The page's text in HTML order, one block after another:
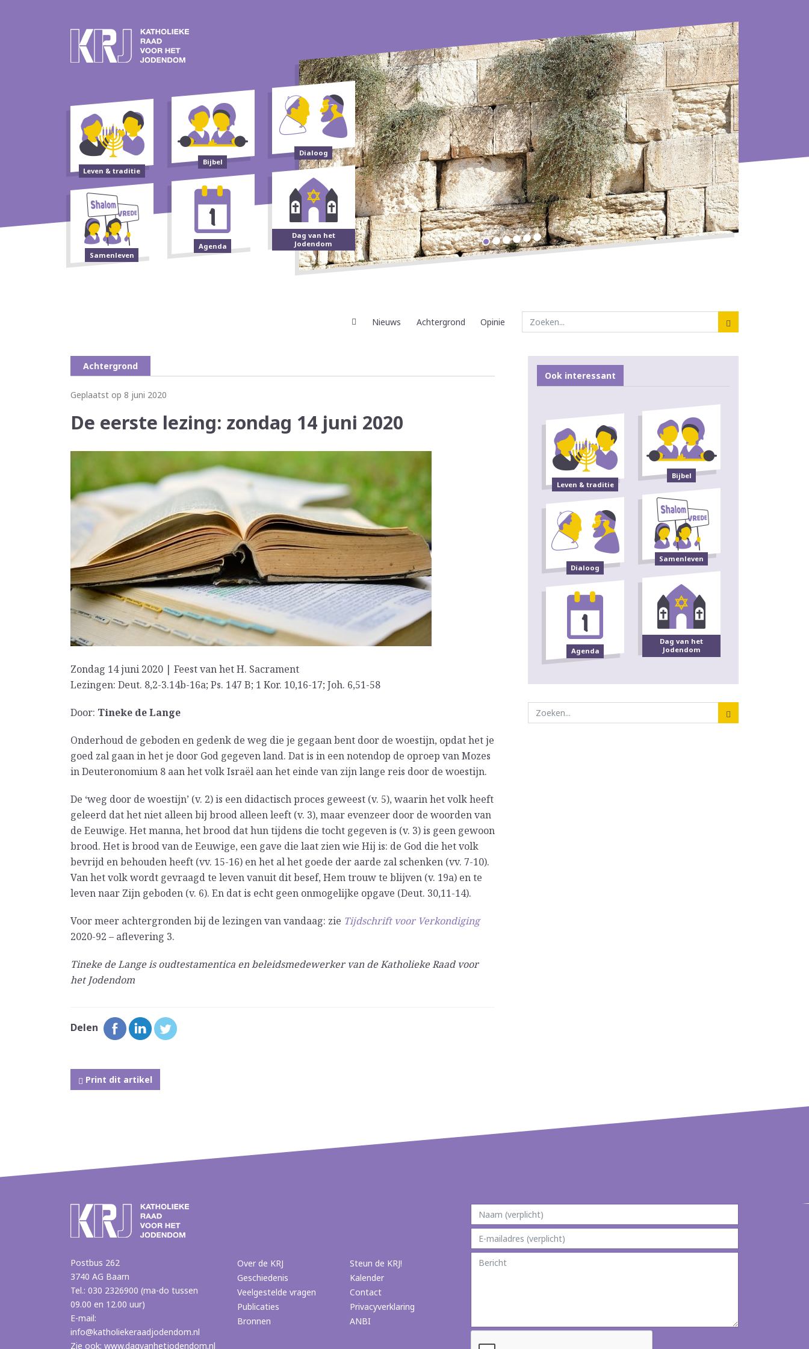
Leven & traditie
Bijbel
Dialoog
Samenleven
Agenda
Dag van het
Jodendom
Nieuws Achtergrond Opinie
Achtergrond
Geplaatst op 8 juni 2020
De eerste lezing: zondag 14 juni 2020
Zondag 14 juni 2020 | Feest van het H. Sacrament
Lezingen: Deut. 8,2-3.14b-16a; Ps. 147 B; 1 Kor. 10,16-17; Joh. 6,51-58
Door: Tineke de Lange
Onderhoud de geboden en gedenk de weg die je gegaan bent door de woestijn, opdat het je
goed zal gaan in het je door God gegeven land. Dat is in een notendop de oproep van Mozes
in Deuteronomium 8 aan het volk Israël aan het einde van zijn lange reis door de woestijn.
De ‘weg door de woestijn’ (v. 2) is een didactisch proces geweest (v. 5), waarin het volk heeft
geleerd dat het niet alleen bij brood alleen leeft (v. 3), maar evenzeer door de woorden van
de Eeuwige. Het manna, het brood dat hun tijdens die tocht gegeven is (v. 3) is geen gewoon
brood. Het is brood van de Eeuwige, een gave die laat zien wie Hij is: de God die het volk
bevrijd en behouden heeft (vv. 15-16) en het al het goede der aarde zal schenken (vv. 7-10).
Van het volk wordt gevraagd te leven vanuit dit besef, Hem trouw te blijven (v. 19a) en te
leven naar Zijn geboden (v. 6). En dat is echt geen onmogelijke opgave (Deut. 30,11-14).
Voor meer achtergronden bij de lezingen van vandaag: zie Tijdschrift voor Verkondiging
2020-92 – aflevering 3.
Tineke de Lange is oudtestamentica en beleidsmedewerker van de Katholieke Raad voor
het Jodendom
Delen
Print dit artikel
Ook interessant
Leven & traditie
Bijbel
Dialoog
Samenleven
Agenda
Dag van het
Jodendom
Postbus 262
3740 AG Baarn
Tel.: 030 2326900 (ma-do tussen
09.00 en 12.00 uur)
E-mail:
info@katholiekeraadjodendom.nl
Zie ook: www.dagvanhetjodendom.nl
Over de KRJ
Geschiedenis
Veelgestelde vragen
Publicaties
Bronnen
Steun de KRJ!
Kalender
Contact
Privacyverklaring
ANBI